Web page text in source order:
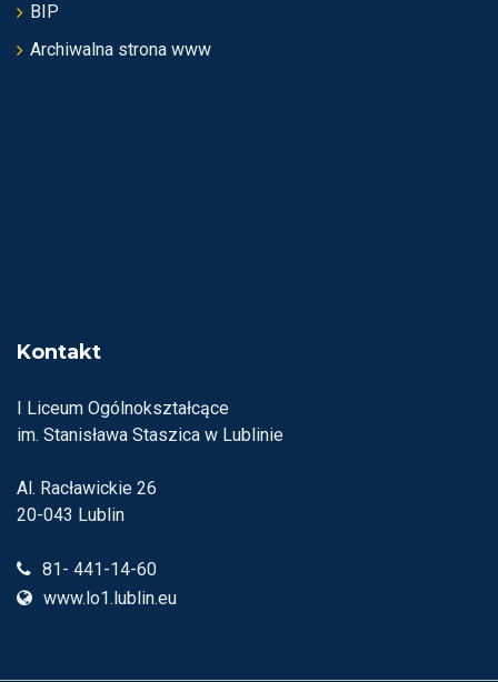
BIP
Archiwalna strona www
Kontakt
I Liceum Ogólnokształcące
im. Stanisława Staszica w Lublinie
Al. Racławickie 26
20-043 Lublin
81- 441-14-60
www.lo1.lublin.eu